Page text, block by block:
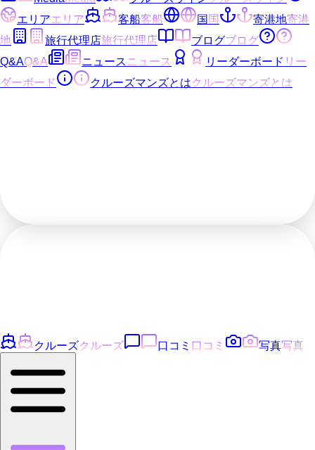
エリアエリア 客船客船 国国 寄港地寄港
地
旅行代理店旅行代理店 ブログブログ
Q&AQ&A ニュース ニュース リーダーボード リー
ダーボード
クルーズマンズとはクルーズマンズとは
クルーズクルーズ 口コミ 口コミ 写真写真